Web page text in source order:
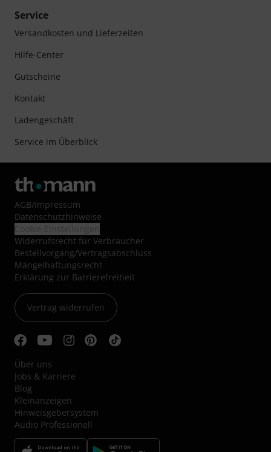
Service
Versandkosten und Lieferzeiten
Hilfe-Center
Gutscheine
Kontakt
Ladengeschäft
Service im Überblick
AGB/Impressum
Datenschutzhinweise
Widerrufsrecht für Verbraucher
Bestellvorgang/Vertragsabschluss
Mängelhaftungsrecht
Erklärung zur Barrierefreiheit
Vertrag widerrufen
Über uns
Jobs & Karriere
Blog
Kleinanzeigen
Hinweisgebersystem
Audio Professionell